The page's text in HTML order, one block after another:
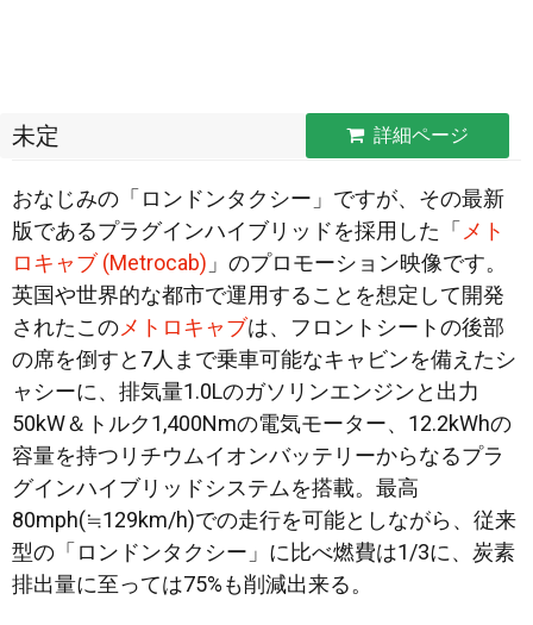
未定 詳細ページ
おなじみの「ロンドンタクシー」ですが、その最新
版であるプラグインハイブリッドを採用した「 メト
ロキャブ (Metrocab) 」のプロモーション映像です。
英国や世界的な都市で運用することを想定して開発
されたこのメトロキャブは、フロントシートの後部
の席を倒すと7人まで乗車可能なキャビンを備えたシ
ャシーに、排気量1.0Lのガソリンエンジンと出力
50kW＆トルク1,400Nmの電気モーター、12.2kWhの
容量を持つリチウムイオンバッテリーからなるプラ
グインハイブリッドシステムを搭載。最高
80mph(≒129km/h)での走行を可能としながら、従来
型の「ロンドンタクシー」に比べ燃費は1/3に、炭素
排出量に至っては75%も削減出来る。